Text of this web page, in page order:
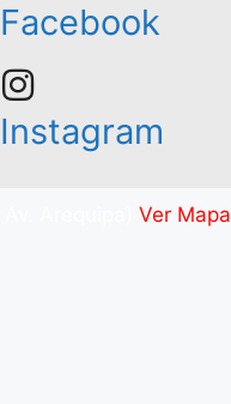
Facebook
Instagram
Ver Mapa